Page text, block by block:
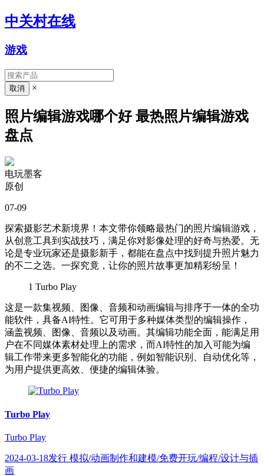
中关村在线
游戏
×
照片编辑游戏哪个好 最热照片编辑游戏
盘点
电玩墨客
原创
07-09
探索摄影艺术新境界！本文带你领略最热门的照片编辑游戏，
从创意工具到实战技巧，满足你对影像处理的好奇与热爱。无
论是专业玩家还是摄影新手，都能在盘点中找到提升照片魅力
的不二之选。一探究竟，让你的照片故事更加精彩纷呈！
1 Turbo Play
这是一款集视频、图像、音频和动画编辑与排序于一体的全功
能软件，具备AI特性。它可用于多种媒体类型的编辑操作，
涵盖视频、图像、音频以及动画。其编辑功能全面，能满足用
户在不同媒体素材处理上的需求，而AI特性的加入可能为编
辑工作带来更多智能化的功能，例如智能识别、自动优化等，
为用户提供更高效、便捷的编辑体验。
Turbo Play
Turbo Play
2024-03-18发行 模拟/动画制作和建模/免费开玩/编程/设计与插
画